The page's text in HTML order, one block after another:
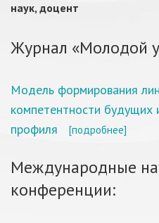
наук, доцент
Журнал «Молодой
Модель формирования
компетентности будущих
профиля
[подробнее]
Международные
конференции: